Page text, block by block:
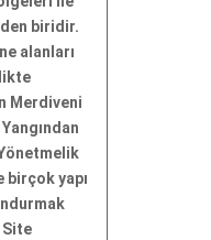
biridir.
alanları
Merdiveni
birçok yapı
Site